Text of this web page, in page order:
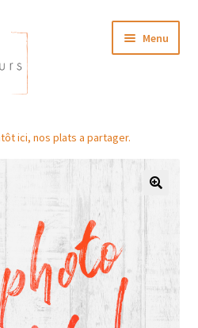
Menu
ici, nos plats a partager.